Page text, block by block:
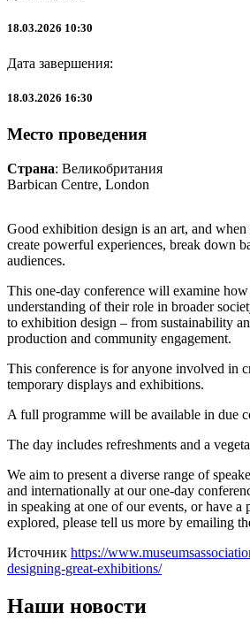
18.03.2026 10:30
Дата завершения:
18.03.2026 16:30
Место проведения
Страна: Великобритания
Barbican Centre, London
Good exhibition design is an art, and
create powerful experiences, break down
audiences.
This one-day conference will examine how
understanding of their role in broader
to exhibition design – from sustainability
production and community engagement.
This conference is for anyone involved in
temporary displays and exhibitions.
A full programme will be available in due
The day includes refreshments and a
We aim to present a diverse range of
and internationally at our one-day
in speaking at one of our events, or have a
explored, please tell us more by emailing
Источник https://
designing-great-exhibitions/
Наши новости